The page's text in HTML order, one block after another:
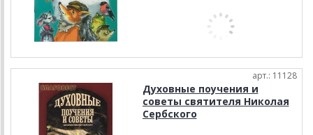
арт.: 11128
Духовные поучения и
советы святителя Николая
Сербского